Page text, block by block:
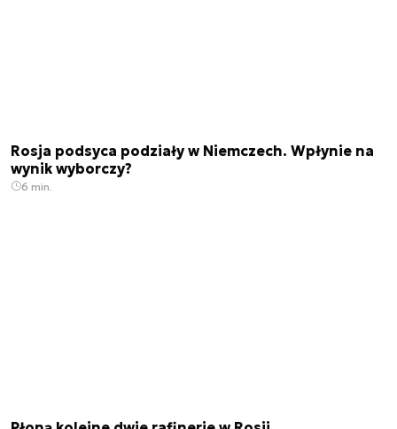
Rosja podsyca podziały w Niemczech. Wpłynie na
wynik wyborczy?
6 min.